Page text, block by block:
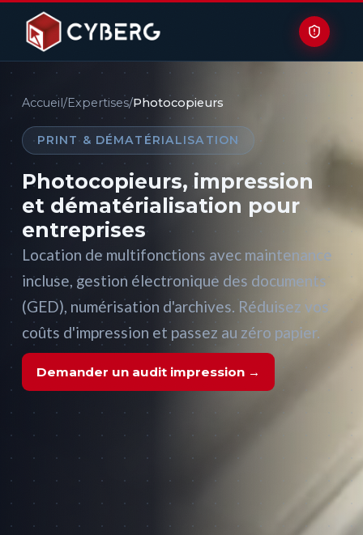
Accueil/Expertises/Photocopieurs
PRINT & DÉMATÉRIALISATION
Photocopieurs, impression
et dématérialisation pour
entreprises
Location de multifonctions avec maintenance
incluse, gestion électronique des documents
(GED), numérisation d'archives. Réduisez vos
coûts d'impression et passez au zéro papier.
Demander un audit impression →